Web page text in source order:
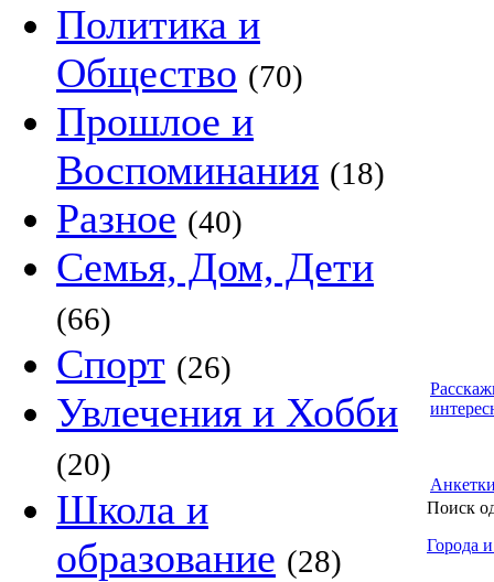
Политика и
Общество (70)
Прошлое и
Воспоминания (18)
Разное (40)
Семья, Дом, Дети
(66)
Спорт (26)
Увлечения и Хобби
(20)
Школа и
образование (28)
Поиск
Города